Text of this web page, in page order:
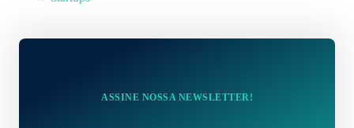
ASSINE NOSSA NEWSLETTER!